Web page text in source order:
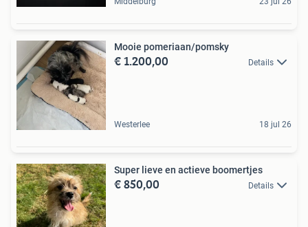
Mooie pomeriaan/pomsky
€ 1.200,00 Details
Westerlee 18 jul 26
Super lieve en actieve boomertjes
€ 850,00 Details